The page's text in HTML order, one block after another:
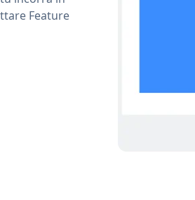
Feature